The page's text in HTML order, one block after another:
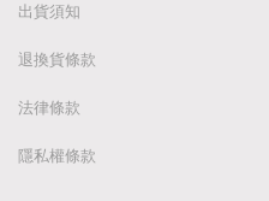
出貨須知
退換貨條款
法律條款
隱私權條款